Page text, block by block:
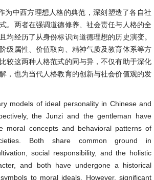
为中西方理想人格的典范，深刻塑造了各自社
。两者在强调道德修养、社会责任与人格的全
均经历了从身份标识向道德理想的历史演变。
级属性、价值取向、精神气质及教育体系等方
较这两种人格范式的同与异，不仅有助于深化
，也为当代人格教育的创新与社会价值观的发
models of ideal personality in Chinese and
the Junzi and the gentleman have
moral concepts and behavioral patterns of
Both share common ground in
social responsibility, and the holistic
and both have undergone a historical
to moral ideals. However, significant